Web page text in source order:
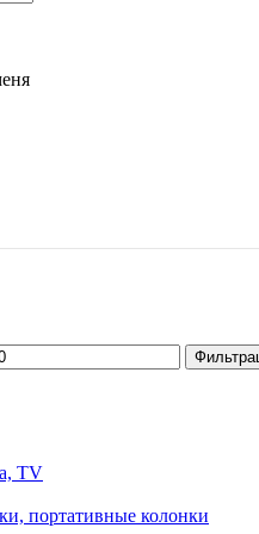
TV
портативные колонки